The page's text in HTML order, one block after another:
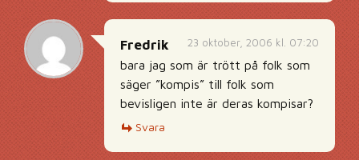
23 oktober, 2006 kl. 07:20
Fredrik
bara jag som är trött på folk som
säger ”kompis” till folk som
bevisligen inte är deras kompisar?
Svara